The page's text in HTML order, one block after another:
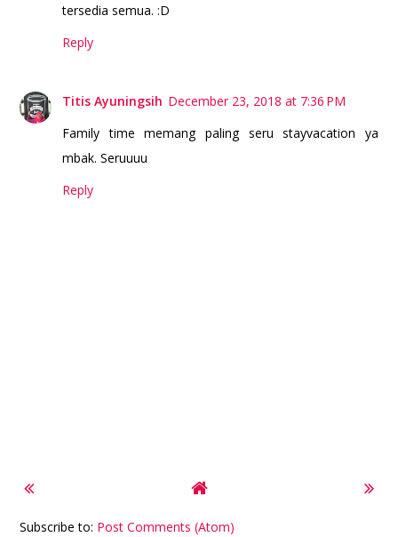
tersedia semua. :D
Reply
Titis Ayuningsih December 23, 2018 at 7:36 PM
Family time memang paling seru stayvacation ya
mbak. Seruuuu
Reply
Subscribe to: Post Comments (Atom)